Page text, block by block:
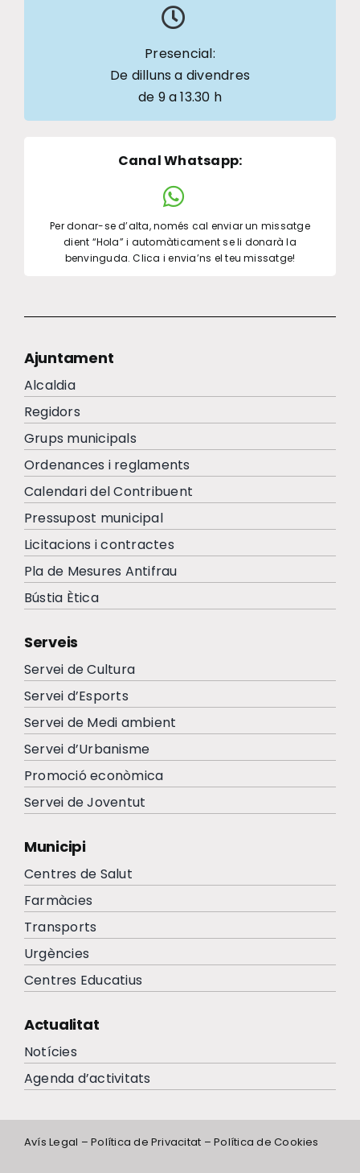
Presencial:
De dilluns a divendres
de 9 a 13.30 h
Canal Whatsapp:
Per donar-se d’alta, només cal enviar un missatge
dient “Hola” i automàticament se li donarà la
benvinguda. Clica i envia’ns el teu missatge!
Ajuntament
Alcaldia
Regidors
Grups municipals
Ordenances i reglaments
Calendari del Contribuent
Pressupost municipal
Licitacions i contractes
Pla de Mesures Antifrau
Bústia Ètica
Serveis
Servei de Cultura
Servei d’Esports
Servei de Medi ambient
Servei d’Urbanisme
Promoció econòmica
Servei de Joventut
Municipi
Centres de Salut
Farmàcies
Transports
Urgències
Centres Educatius
Actualitat
Notícies
Agenda d’activitats
Avís Legal –Política de Privacitat –Política de Cookies